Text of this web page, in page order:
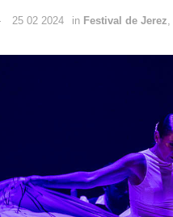
25 02 2024 in Festival de Jerez,